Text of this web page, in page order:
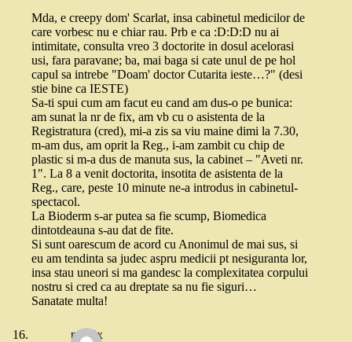
Mda, e creepy dom' Scarlat, insa cabinetul medicilor de
care vorbesc nu e chiar rau. Prb e ca :D:D:D nu ai
intimitate, consulta vreo 3 doctorite in dosul acelorasi
usi, fara paravane; ba, mai baga si cate unul de pe hol
capul sa intrebe "Doam' doctor Cutarita ieste…?" (desi
stie bine ca IESTE)
Sa-ti spui cum am facut eu cand am dus-o pe bunica:
am sunat la nr de fix, am vb cu o asistenta de la
Registratura (cred), mi-a zis sa viu maine dimi la 7.30,
m-am dus, am oprit la Reg., i-am zambit cu chip de
plastic si m-a dus de manuta sus, la cabinet – "Aveti nr.
1". La 8 a venit doctorita, insotita de asistenta de la
Reg., care, peste 10 minute ne-a introdus in cabinetul-
spectacol.
La Bioderm s-ar putea sa fie scump, Biomedica
dintotdeauna s-au dat de fite.
Si sunt oarescum de acord cu Anonimul de mai sus, si
eu am tendinta sa judec aspru medicii pt nesiguranta lor,
insa stau uneori si ma gandesc la complexitatea corpului
nostru si cred ca au dreptate sa nu fie siguri…
Sanatate multa!
poofix